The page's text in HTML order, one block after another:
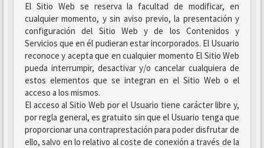
El Sitio Web se reserva la facultad de modificar, en
cualquier momento, y sin aviso previo, la presentación y
configuración del Sitio Web y de los Contenidos y
Servicios que en él pudieran estar incorporados. El Usuario
reconoce y acepta que en cualquier momento El Sitio Web
pueda interrumpir, desactivar y/o cancelar cualquiera de
estos elementos que se integran en el Sitio Web o el
acceso a los mismos.
El acceso al Sitio Web por el Usuario tiene carácter libre y,
por regla general, es gratuito sin que el Usuario tenga que
proporcionar una contraprestación para poder disfrutar de
ello, salvo en lo relativo al coste de conexión a través de la